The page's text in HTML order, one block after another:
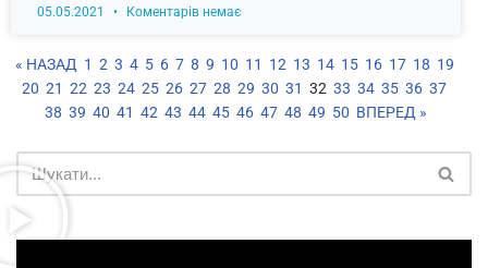
05.05.2021 Коментарів немає
« НАЗАД 1 2 3 4 5 6 7 8 9 10 11 12 13 14 15 16 17 18 19
20 21 22 23 24 25 26 27 28 29 30 31 32 33 34 35 36 37
38 39 40 41 42 43 44 45 46 47 48 49 50 ВПЕРЕД »